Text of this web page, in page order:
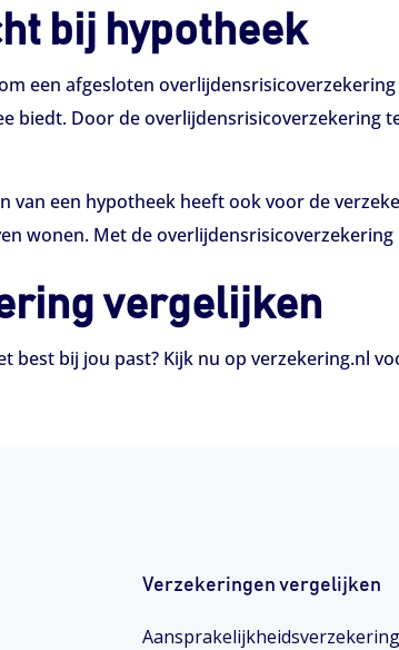
bij hypotheek
een afgesloten
biedt. Door de overlijdensrisicoverzekering
een hypotheek heeft ook voor de
wonen. Met de
vergelijken
best bij jou past? Kijk nu op verzekering.nl
Verzekeringen vergelijken
Aansprakelijkheidsverzekering